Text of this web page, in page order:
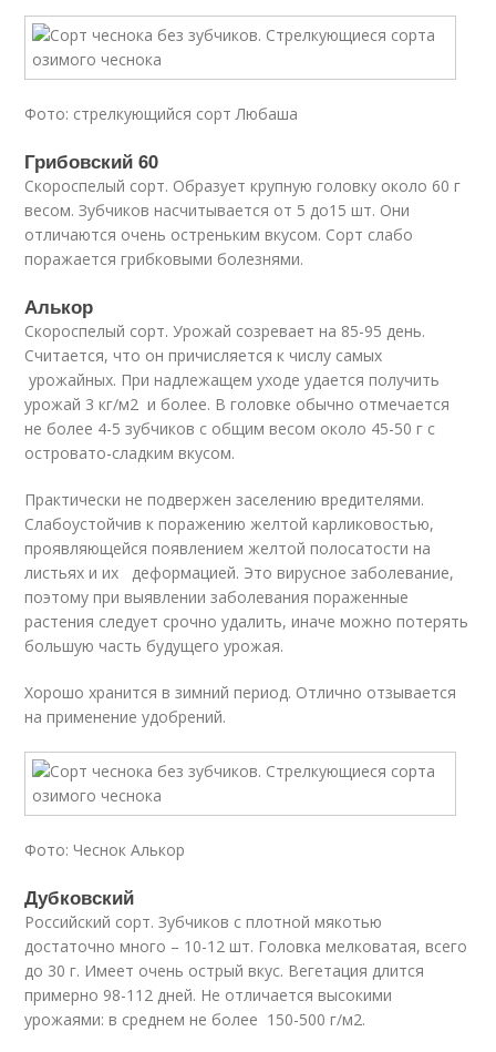
Фото: стрелкующийся сорт Любаша
Грибовский 60
Скороспелый сорт. Образует крупную головку около 60 г
весом. Зубчиков насчитывается от 5 до15 шт. Они
отличаются очень остреньким вкусом. Сорт слабо
поражается грибковыми болезнями.
Алькор
Скороспелый сорт. Урожай созревает на 85-95 день.
Считается, что он причисляется к числу самых
урожайных. При надлежащем уходе удается получить
урожай 3 кг/м2 и более. В головке обычно отмечается
не более 4-5 зубчиков с общим весом около 45-50 г с
островато-сладким вкусом.
Практически не подвержен заселению вредителями.
Слабоустойчив к поражению желтой карликовостью,
проявляющейся появлением желтой полосатости на
листьях и их деформацией. Это вирусное заболевание,
поэтому при выявлении заболевания пораженные
растения следует срочно удалить, иначе можно потерять
большую часть будущего урожая.
Хорошо хранится в зимний период. Отлично отзывается
на применение удобрений.
Фото: Чеснок Алькор
Дубковский
Российский сорт. Зубчиков с плотной мякотью
достаточно много – 10-12 шт. Головка мелковатая, всего
до 30 г. Имеет очень острый вкус. Вегетация длится
примерно 98-112 дней. Не отличается высокими
урожаями: в среднем не более 150-500 г/м2.